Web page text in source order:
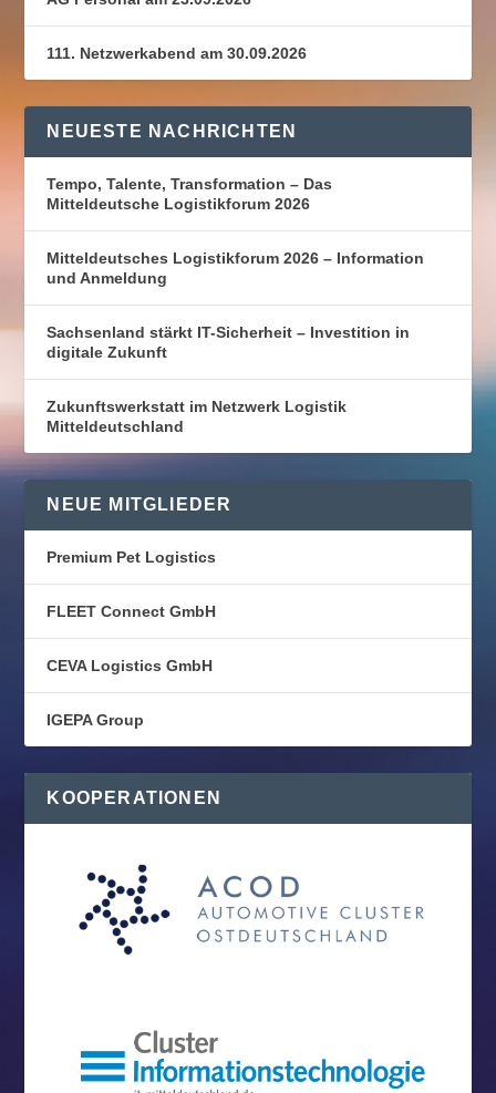
111. Netzwerkabend am 30.09.2026
NEUESTE NACHRICHTEN
Tempo, Talente, Transformation – Das
Mitteldeutsche Logistikforum 2026
Mitteldeutsches Logistikforum 2026 – Information
und Anmeldung
Sachsenland stärkt IT-Sicherheit – Investition in
digitale Zukunft
Zukunftswerkstatt im Netzwerk Logistik
Mitteldeutschland
NEUE MITGLIEDER
Premium Pet Logistics
FLEET Connect GmbH
CEVA Logistics GmbH
IGEPA Group
KOOPERATIONEN